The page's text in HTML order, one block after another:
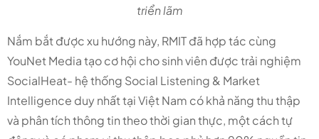
triển lãm
Nắm bắt được xu hướng này, RMIT đã hợp tác cùng
YouNet Media tạo cơ hội cho sinh viên được trải nghiệm
SocialHeat- hệ thống Social Listening & Market
Intelligence duy nhất tại Việt Nam có khả năng thu thập
và phân tích thông tin theo thời gian thực, một cách tự